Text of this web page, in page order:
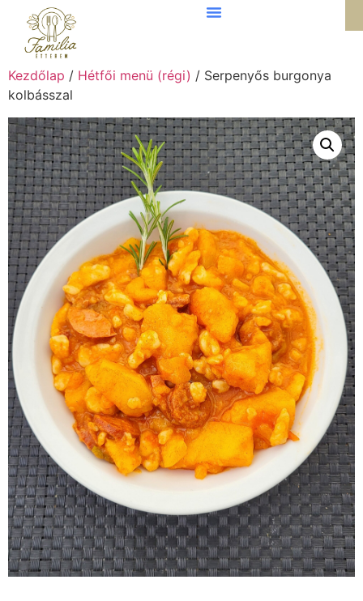
Kezdőlap / Hétfői menü (régi) / Serpenyős burgonya
kolbásszal